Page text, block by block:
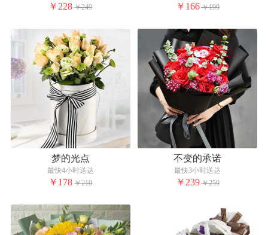
￥228 ￥249 ￥166 ￥199
梦的光点
最快4小时送达
￥178 ￥210
不变的承诺
最快3小时送达
￥239 ￥259